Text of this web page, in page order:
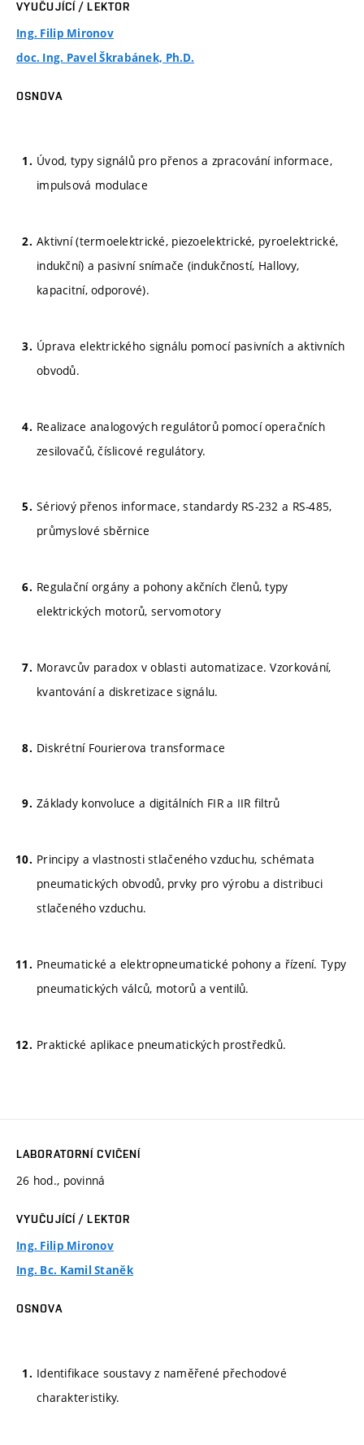
VYUČUJÍCÍ / LEKTOR
Ing. Filip Mironov
doc. Ing. Pavel Škrabánek, Ph.D.
OSNOVA
Úvod, typy signálů pro přenos a zpracování informace,
impulsová modulace
Aktivní (termoelektrické, piezoelektrické, pyroelektrické,
indukční) a pasivní snímače (indukčností, Hallovy,
kapacitní, odporové).
Úprava elektrického signálu pomocí pasivních a aktivních
obvodů.
Realizace analogových regulátorů pomocí operačních
zesilovačů, číslicové regulátory.
Sériový přenos informace, standardy RS-232 a RS-485,
průmyslové sběrnice
Regulační orgány a pohony akčních členů, typy
elektrických motorů, servomotory
Moravcův paradox v oblasti automatizace. Vzorkování,
kvantování a diskretizace signálu.
Diskrétní Fourierova transformace
Základy konvoluce a digitálních FIR a IIR filtrů
Principy a vlastnosti stlačeného vzduchu, schémata
pneumatických obvodů, prvky pro výrobu a distribuci
stlačeného vzduchu.
Pneumatické a elektropneumatické pohony a řízení. Typy
pneumatických válců, motorů a ventilů.
Praktické aplikace pneumatických prostředků.
LABORATORNÍ CVIČENÍ
26 hod., povinná
VYUČUJÍCÍ / LEKTOR
Ing. Filip Mironov
Ing. Bc. Kamil Staněk
OSNOVA
Identifikace soustavy z naměřené přechodové
charakteristiky.